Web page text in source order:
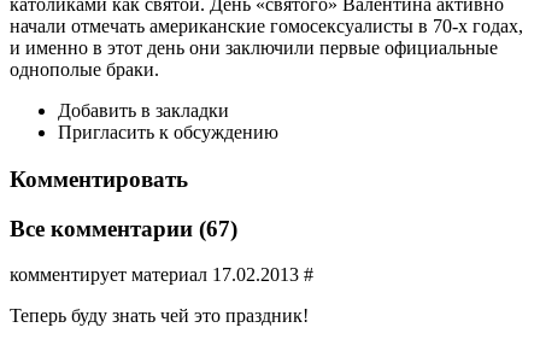
католиками как святой. День «святого» Валентина активно
начали отмечать американские гомосексуалисты в 70-х годах,
и именно в этот день они заключили первые официальные
однополые браки.
Добавить в закладки
Пригласить к обсуждению
Комментировать
Все комментарии (67)
комментирует материал 17.02.2013 #
Теперь буду знать чей это праздник!